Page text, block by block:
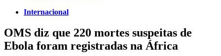
Internacional
OMS diz que 220 mortes suspeitas de
Ebola foram registradas na África